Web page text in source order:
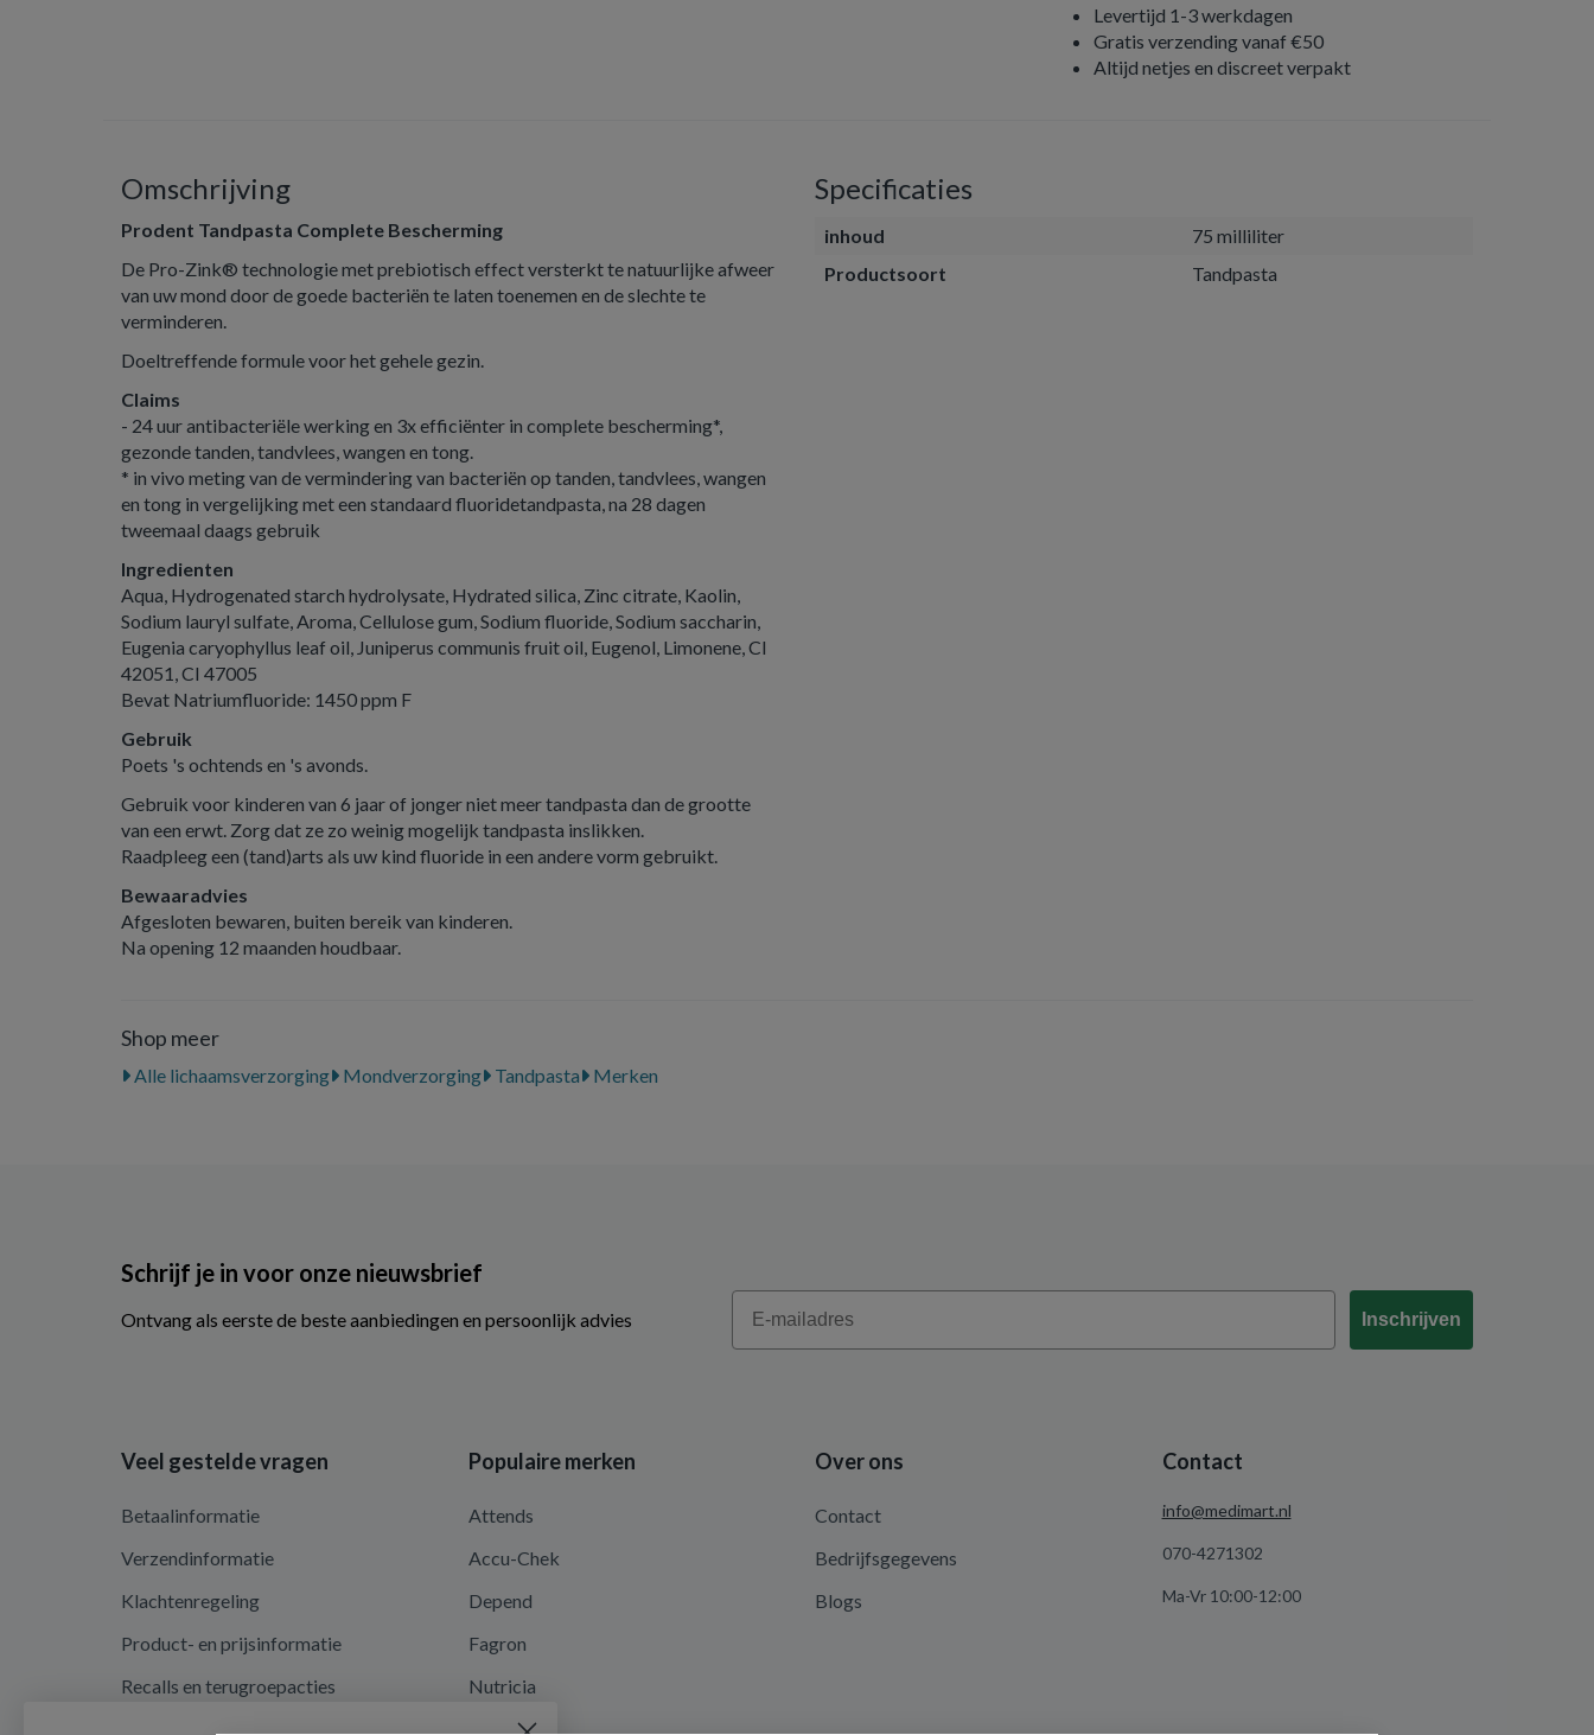
Levertijd 1-3 werkdagen
Gratis verzending vanaf €50
Altijd netjes en discreet verpakt
Omschrijving
Prodent Tandpasta Complete Bescherming
De Pro-Zink® technologie met prebiotisch effect versterkt te natuurlijke afweer
van uw mond door de goede bacteriën te laten toenemen en de slechte te
verminderen.
Doeltreffende formule voor het gehele gezin.
Claims
- 24 uur antibacteriële werking en 3x efficiënter in complete bescherming*,
gezonde tanden, tandvlees, wangen en tong.
* in vivo meting van de vermindering van bacteriën op tanden, tandvlees, wangen
en tong in vergelijking met een standaard fluoridetandpasta, na 28 dagen
tweemaal daags gebruik
Ingredienten
Aqua, Hydrogenated starch hydrolysate, Hydrated silica, Zinc citrate, Kaolin,
Sodium lauryl sulfate, Aroma, Cellulose gum, Sodium fluoride, Sodium saccharin,
Eugenia caryophyllus leaf oil, Juniperus communis fruit oil, Eugenol, Limonene, CI
42051, CI 47005
Bevat Natriumfluoride: 1450 ppm F
Gebruik
Poets 's ochtends en 's avonds.
Gebruik voor kinderen van 6 jaar of jonger niet meer tandpasta dan de grootte
van een erwt. Zorg dat ze zo weinig mogelijk tandpasta inslikken.
Raadpleeg een (tand)arts als uw kind fluoride in een andere vorm gebruikt.
Bewaaradvies
Afgesloten bewaren, buiten bereik van kinderen.
Na opening 12 maanden houdbaar.
Specificaties
inhoud
75 milliliter
Productsoort
Tandpasta
Shop meer
Alle lichaamsverzorging Mondverzorging Tandpasta Merken
Schrijf je in voor onze nieuwsbrief
Ontvang als eerste de beste aanbiedingen en persoonlijk advies
Email
Inschrijven
Veel gestelde vragen
Betaalinformatie
Verzendinformatie
Klachtenregeling
Product- en prijsinformatie
Recalls en terugroepacties
Privacy en cookieverklaring
Populaire merken
Attends
Accu-Chek
Depend
Fagron
Nutricia
Over ons
Contact
Bedrijfsgegevens
Blogs
Contact
info@medimart.nl
070-4271302
Ma-Vr 10:00-12:00